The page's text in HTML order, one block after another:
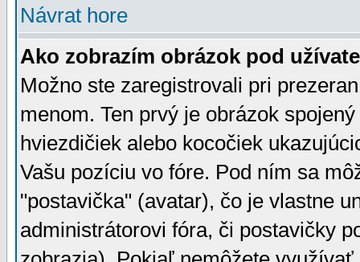
Návrat hore
Ako zobrazím obrázok pod
Možno ste zaregistrovali pri
menom. Ten prvý je obrázok
hviezdičiek alebo kocočiek
Vašu pozíciu vo fóre. Pod ním sa
"postavička" (avatar), čo je vlastne
administrátorovi fóra, či postavičky